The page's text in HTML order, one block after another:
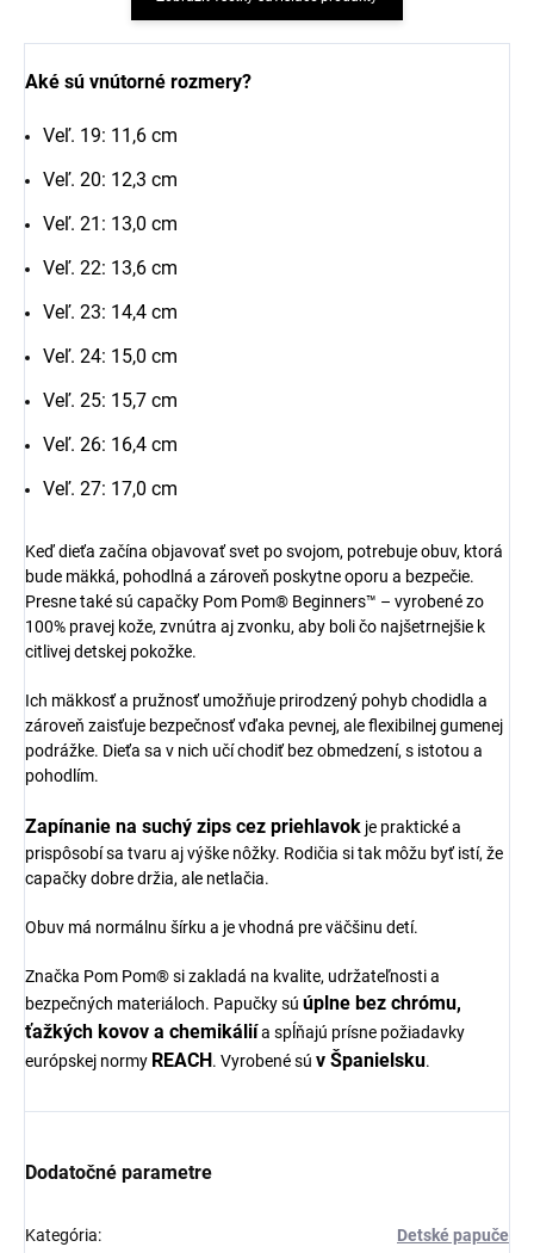
Aké sú vnútorné rozmery?
Veľ. 19: 11,6 cm
Veľ. 20: 12,3 cm
Veľ. 21: 13,0 cm
Veľ. 22: 13,6 cm
Veľ. 23: 14,4 cm
Veľ. 24: 15,0 cm
Veľ. 25: 15,7 cm
Veľ. 26: 16,4 cm
Veľ. 27: 17,0 cm
Keď dieťa začína objavovať svet po svojom, potrebuje obuv, ktorá
bude mäkká, pohodlná a zároveň poskytne oporu a bezpečie.
Presne také sú capačky Pom Pom® Beginners™ – vyrobené zo
100% pravej kože, zvnútra aj zvonku, aby boli čo najšetrnejšie k
citlivej detskej pokožke.
Ich mäkkosť a pružnosť umožňuje prirodzený pohyb chodidla a
zároveň zaisťuje bezpečnosť vďaka pevnej, ale flexibilnej gumenej
podrážke. Dieťa sa v nich učí chodiť bez obmedzení, s istotou a
pohodlím.
Zapínanie na suchý zips cez priehlavok je praktické a
prispôsobí sa tvaru aj výške nôžky. Rodičia si tak môžu byť istí, že
capačky dobre držia, ale netlačia.
Obuv má normálnu šírku a je vhodná pre väčšinu detí.
Značka Pom Pom® si zakladá na kvalite, udržateľnosti a
bezpečných materiáloch. Papučky sú úplne bez chrómu,
ťažkých kovov a chemikáliía spĺňajú prísne požiadavky
európskej normy REACH. Vyrobené sú v Španielsku.
Dodatočné parametre
Kategória: Detské papuče